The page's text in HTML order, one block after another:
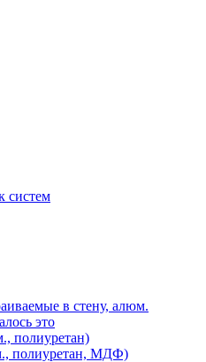
систем
в стену, алюм.
это
полиуретан)
полиуретан, МДФ)